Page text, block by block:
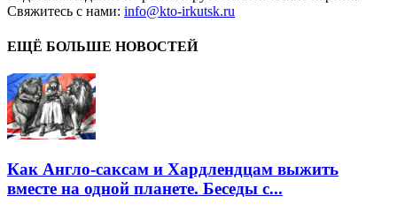
Свяжитесь с нами: info@kto-irkutsk.ru
ЕЩЁ БОЛЬШЕ НОВОСТЕЙ
Как Англо-саксам и Хардлендцам выжить
вместе на одной планете. Беседы с...